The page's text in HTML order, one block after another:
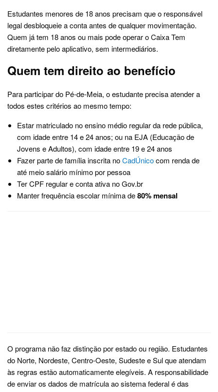
Estudantes menores de 18 anos precisam que o responsável
legal desbloqueie a conta antes de qualquer movimentação.
Quem já tem 18 anos ou mais pode operar o Caixa Tem
diretamente pelo aplicativo, sem intermediários.
Quem tem direito ao benefício
Para participar do Pé-de-Meia, o estudante precisa atender a
todos estes critérios ao mesmo tempo:
Estar matriculado no ensino médio regular da rede pública,
com idade entre 14 e 24 anos; ou na EJA (Educação de
Jovens e Adultos), com idade entre 19 e 24 anos
Fazer parte de família inscrita noCadÚnicocom renda de
até meio salário mínimo por pessoa
Ter CPF regular e conta ativa no Gov.br
Manter frequência escolar mínima de80% mensal
O programa não faz distinção por estado ou região. Estudantes
do Norte, Nordeste, Centro-Oeste, Sudeste e Sul que atendam
às regras estão automaticamente elegíveis. A responsabilidade
de enviar os dados de matrícula ao sistema federal é das